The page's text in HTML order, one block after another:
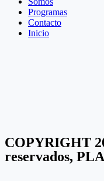
Programas
Contacto
Inicio
COPYRIGHT
reservados,